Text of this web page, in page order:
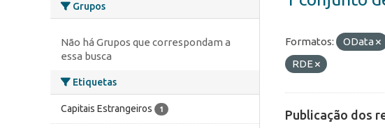
Grupos
Não há Grupos que correspondam a
essa busca
Etiquetas
Capitais Estrangeiros 1
Formatos: OData
RDE
Publicação dos